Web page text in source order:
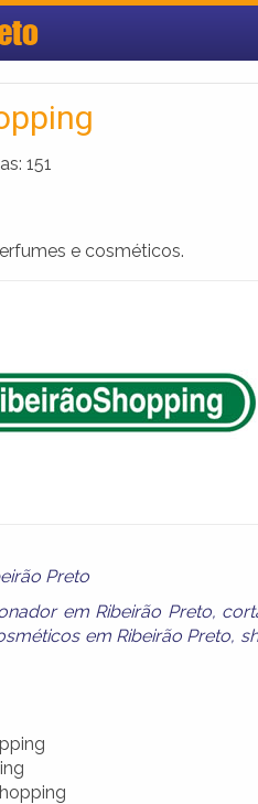
151
e cosméticos.
Preto
em Ribeirão Preto,
em Ribeirão Preto,